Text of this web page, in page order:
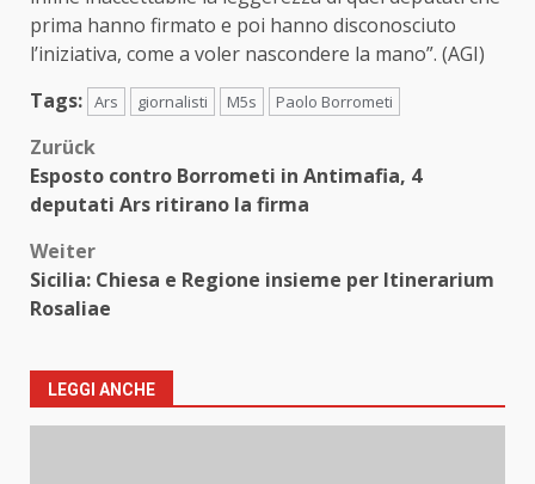
prima hanno firmato e poi hanno disconosciuto
l’iniziativa, come a voler nascondere la mano”. (AGI)
Tags: Ars giornalisti M5s Paolo Borrometi
Beitragsnavigation
Zurück
Esposto contro Borrometi in Antimafia, 4
deputati Ars ritirano la firma
Weiter
Sicilia: Chiesa e Regione insieme per Itinerarium
Rosaliae
LEGGI ANCHE